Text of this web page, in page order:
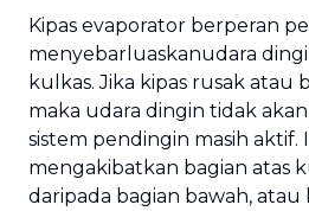
Kipas evaporator berperan
menyebarluaskanudara
kulkas. Jika kipas rusak atau
maka udara dingin tidak
sistem pendingin masih aktif.
mengakibatkan bagian atas
daripada bagian bawah,